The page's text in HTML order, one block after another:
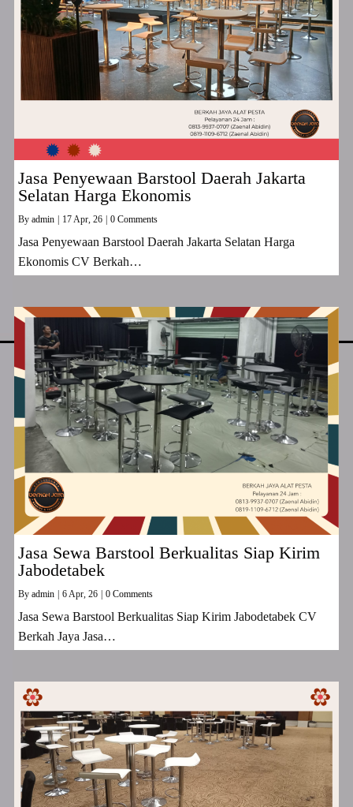
Jasa Penyewaan Barstool Daerah Jakarta
Selatan Harga Ekonomis
By admin 17Apr, 26 0 Comments
Jasa Penyewaan Barstool Daerah Jakarta Selatan Harga
Ekonomis CV Berkah…
Jasa Sewa Barstool Berkualitas Siap Kirim
Jabodetabek
By admin | 6 Apr, 26 | 0 Comments
Jasa Sewa Barstool Berkualitas Siap Kirim Jabodetabek CV
Berkah Jaya Jasa…